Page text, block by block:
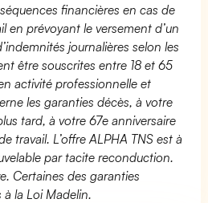
financières en cas de
en prévoyant le versement d’un
journalières selon les
être souscrites entre 18 et 65
activité professionnelle et
les garanties décès, à votre
tard, à votre 67e anniversaire
travail. L’offre ALPHA TNS est à
par tacite reconduction.
Certaines des garanties
la Loi Madelin.